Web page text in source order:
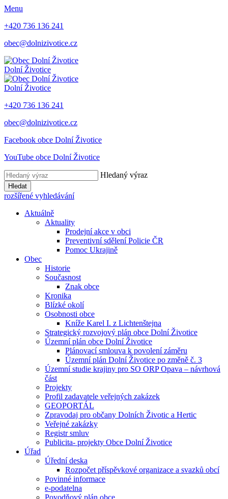
Menu
+420 736 136 241
obec@dolnizivotice.cz
Dolní Životice
Dolní Životice
+420 736 136 241
obec@dolnizivotice.cz
Facebook obce Dolní Životice
YouTube obce Dolní Životice
Hledaný výraz
Hledat
rozšířené vyhledávání
Aktuálně
Aktuality
Prodejní akce v obci
Preventivní sdělení Policie ČR
Pomoc Ukrajině
Obec
Historie
Současnost
Znak obce
Kronika
Blízké okolí
Osobnosti obce
Kníže Karel I. z Lichtenštejna
Strategický rozvojový plán obce Dolní Životice
Územní plán obce Dolní Životice
Plánovací smlouva k povolení záměru
Územní plán Dolní Životice po změně č. 3
Územní studie krajiny pro SO ORP Opava – návrhová
část
Projekty
Profil zadavatele veřejných zakázek
GEOPORTÁL
Zpravodaj pro občany Dolních Životic a Hertic
Veřejné zakázky
Registr smluv
Publicita- projekty Obce Dolní Životice
Úřad
Úřední deska
Rozpočet příspěvkové organizace a svazků obcí
Povinné informace
e-podatelna
Povodňový plán obce